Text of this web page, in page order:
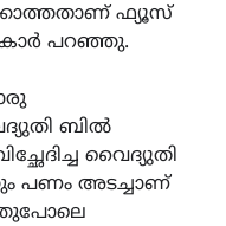
ഫ്യൂസ്
പറഞ്ഞു.
ബിൽ
വൈദ്യുതി
പണം അടച്ചാണ്